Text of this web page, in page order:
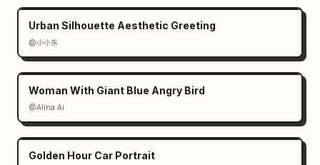
Urban Silhouette Aesthetic Greeting
@小小东
Woman With Giant Blue Angry Bird
@Alina Ai
Golden Hour Car Portrait